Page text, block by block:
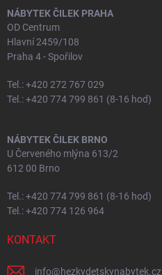
NÁBYTEK ČILEK PRAHA
OD Centrum
Hlavní 2459/108
Praha 4 - Spořilov
Tel.: +420 272 767 029
Tel.: +420 774 799 861 (8-16 hod)
NÁBYTEK ČILEK BRNO
U Červeného mlýna 613/2
612 00 Brno
Tel.: +420 774 799 861 (8-16 hod)
Tel.: +420 774 126 964
KONTAKT
info@hezkydetskynabytek.cz